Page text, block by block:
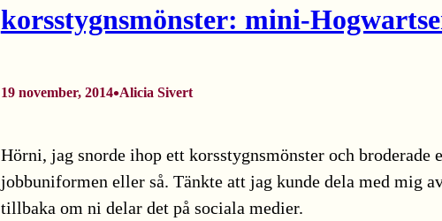
korsstygnsmönster: mini-
19 november, 2014•Alicia Sivert
Hörni, jag snorde ihop ett korsstygnsmönster och
jobbuniformen eller så. Tänkte att jag kunde dela med mig
tillbaka om ni delar det på sociala medier.